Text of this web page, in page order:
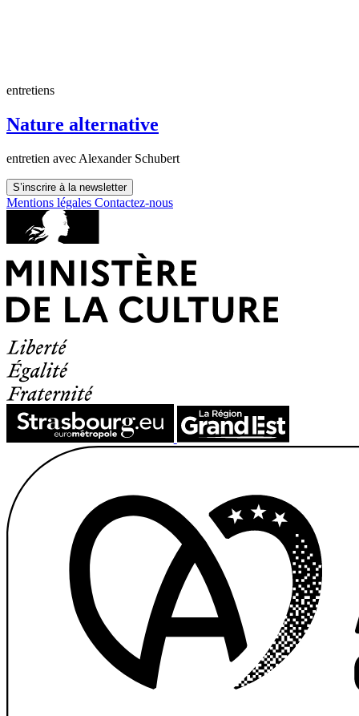
entretiens
Nature alternative
entretien avec Alexander Schubert
S’inscrire à la newsletter
Mentions légales Contactez-nous